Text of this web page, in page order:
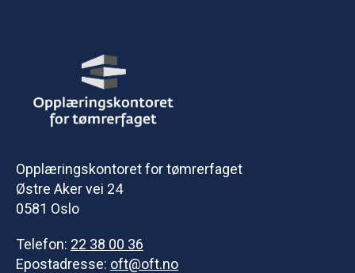
Opplæringskontoret for tømrerfaget
Østre Aker vei 24
0581 Oslo
Telefon: 22 38 00 36
Epostadresse: oft@oft.no